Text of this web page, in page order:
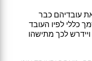
עובדיהם כבר
כללי לפיו העובד
לכך מתישהו